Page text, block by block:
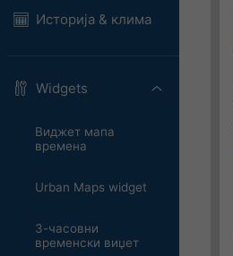
Историја & клима
Widgets
Виджет мапа
времена
Urban Maps widget
3-часовни
временски виџет